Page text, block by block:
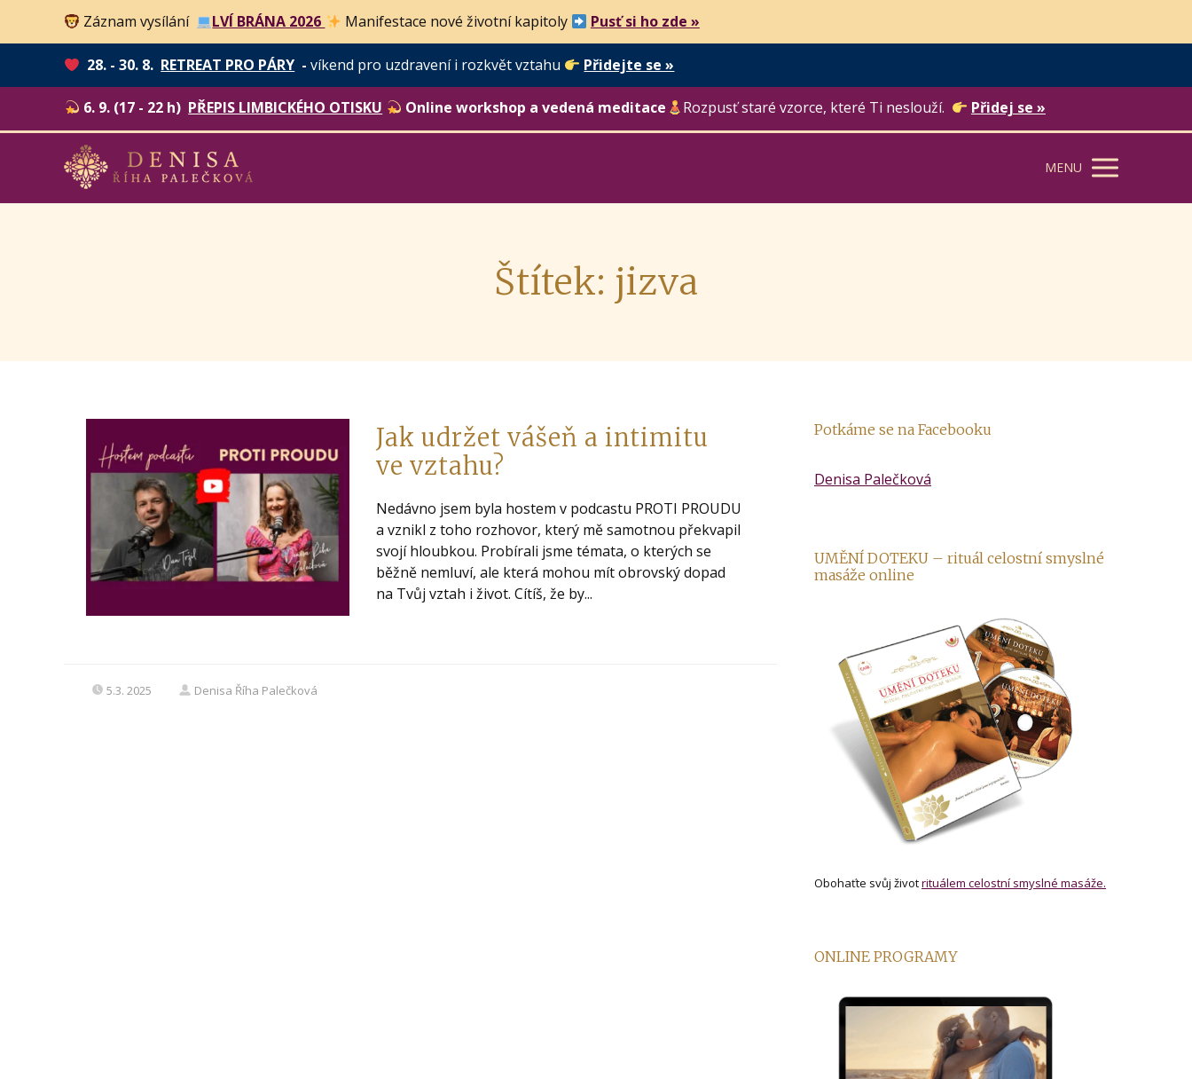
Záznam vysílání LVÍ BRÁNA 2026 Manifestace nové životní kapitoly Pusť si ho zde »
28. - 30. 8. RETREAT PRO PÁRY -víkend pro uzdravení i rozkvět vztahu Přidejte se »
6. 9. (17 - 22 h) PŘEPIS LIMBICKÉHO OTISKU Online workshop a vedená meditace Rozpusť staré vzorce, které Ti neslouží. Přidej se »
MENU
Štítek: jizva
Jak udržet vášeň a intimitu
ve vztahu?
Nedávno jsem byla hostem v podcastu PROTI PROUDU
a vznikl z toho rozhovor, který mě samotnou překvapil
svojí hloubkou. Probírali jsme témata, o kterých se
běžně nemluví, ale která mohou mít obrovský dopad
na Tvůj vztah i život. Cítíš, že by...
5.3. 2025 Denisa Říha Palečková
Potkáme se na Facebooku
Denisa Palečková
UMĚNÍ DOTEKU – rituál celostní smyslné
masáže online
Obohaťte svůj životrituálem celostní smyslné masáže.
ONLINE PROGRAMY